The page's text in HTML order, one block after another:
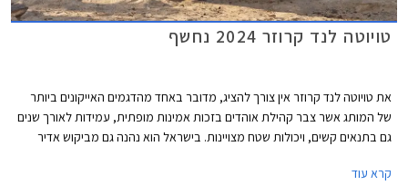
טויוטה לנד קרוזר 2024 נחשף
את טויוטה לנד קרוזר אין צורך להציג, מדובר באחד מהדגמים האייקונים ביותר
של המותג אשר צבר קהילת אוהדים בזכות אמינות מופתית, עמידות לאורך שנים
גם בתנאים קשים, ויכולות שטח מצויינות. בישראל הוא נהנה גם מביקוש אדיר
קרא עוד